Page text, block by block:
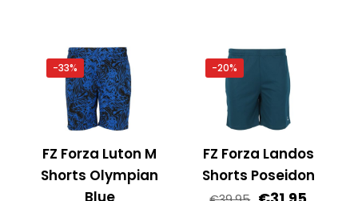
meerdere
variaties.
Deze
optie
kan
worden
op
meerdere
variaties.
Deze
optie
kan
gekozen
worden
op
-33%
FZ Forza Luton M
Shorts Olympian
Blue
-20%
FZ Forza Landos
Shorts Poseidon